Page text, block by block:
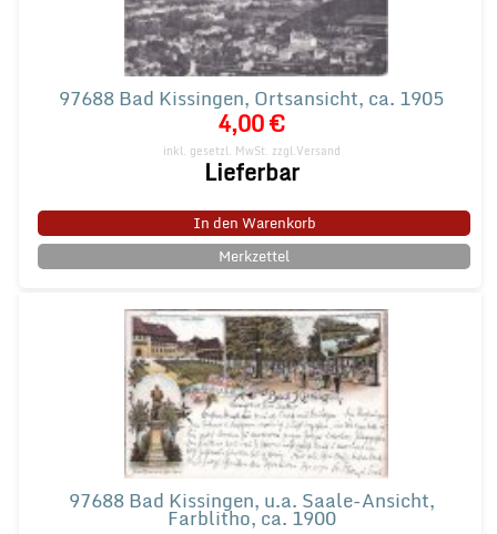
97688 Bad Kissingen, Ortsansicht, ca. 1905
4,00 €
inkl. gesetzl. MwSt. zzgl.Versand
Lieferbar
In den Warenkorb
Merkzettel
97688 Bad Kissingen, u.a. Saale-Ansicht,
Farblitho, ca. 1900